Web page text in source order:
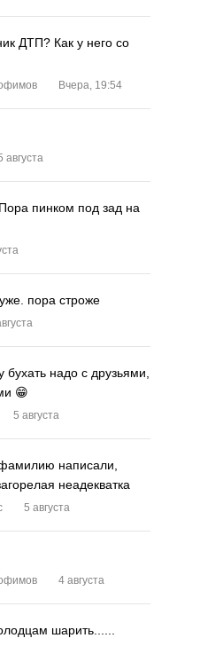
ДТП? Как у него со
Вчера, 19:54
августа
пинком под зад на
пора строже
бухать надо с друзьями,
😁
5 августа
написали,
неадекватка
5 августа
4 августа
шарить......